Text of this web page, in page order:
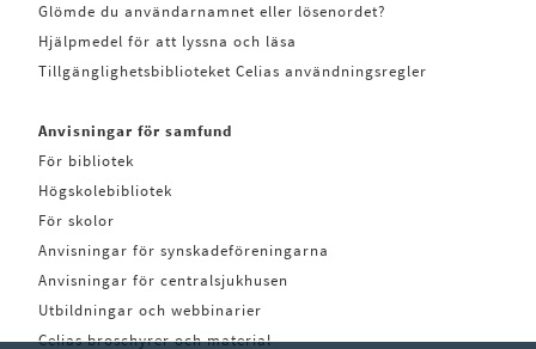
Glömde du användarnamnet eller lösenordet?
Hjälpmedel för att lyssna och läsa
Tillgänglighetsbiblioteket Celias användningsregler
Anvisningar för samfund
För bibliotek
Högskolebibliotek
För skolor
Anvisningar för synskadeföreningarna
Anvisningar för centralsjukhusen
Utbildningar och webbinarier
Celias broschyrer och material